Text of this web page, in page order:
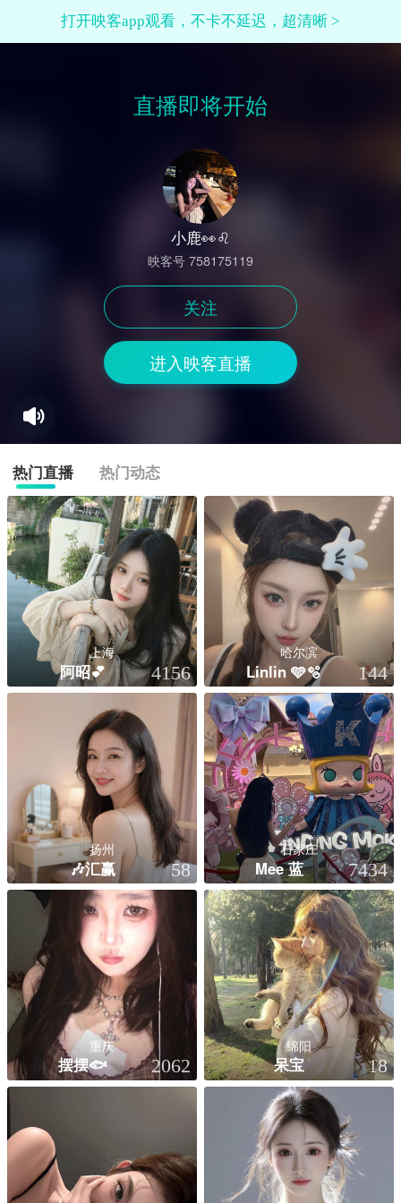
打开映客app观看，不卡不延迟，超清晰 >
直播即将开始
小鹿👀♌️
映客号 758175119
关注
进入映客直播
热门直播 热门动态
上海
阿昭💕 4156
哈尔滨
Linlin 🩵🫧 144
扬州
🎶汇赢 58
石家庄
Mee 蓝 7434
重庆
摆摆🐟 2062
绵阳
呆宝 18